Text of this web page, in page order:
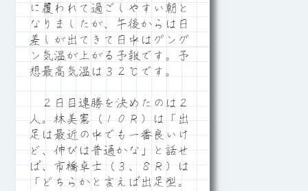
に覆われて過ごしやすい朝と
なりましたが、午後からは日
差しが出てきて日中はグング
ン気温が上がる予報です。予
想最高気温は３２℃です。
２日目連勝を決めたのは２
人。林美憲（１０Ｒ）は「出
足は最近の中でも一番良いけ
ど、伸びは普通かな」と話せ
ば、市橋卓士（３、８Ｒ）は
「どちらかと言えば出足型。